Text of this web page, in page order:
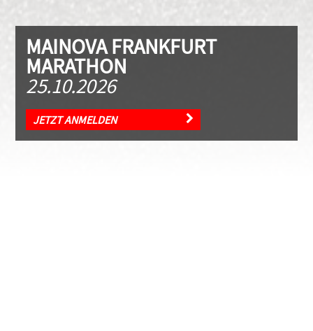
MAINOVA FRANKFURT
MARATHON
25.10.2026
JETZT ANMELDEN